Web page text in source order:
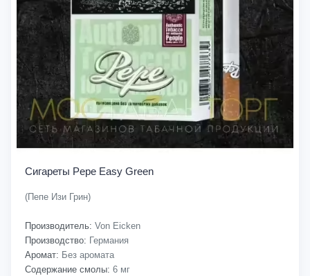
Сигареты Pepe Easy Green
(Пепе Изи Грин)
Производитель: Von Eicken
Производство: Германия
Аромат: Без аромата
Содержание смолы: 6 мг